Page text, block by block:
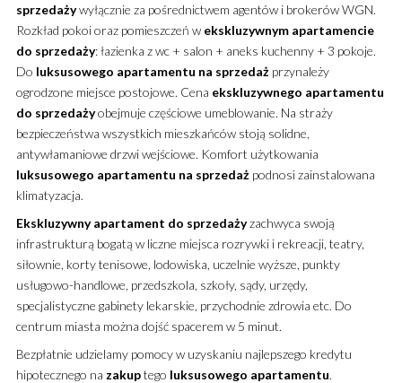
sprzedażywyłącznie za pośrednictwem agentów i brokerów WGN.
Rozkład pokoi oraz pomieszczeń w ekskluzywnym apartamencie
do sprzedaży: łazienka z wc + salon + aneks kuchenny + 3 pokoje.
Do luksusowego apartamentu na sprzedażprzynależy
ogrodzone miejsce postojowe. Cena ekskluzywnego apartamentu
do sprzedażyobejmuje częściowe umeblowanie. Na straży
bezpieczeństwa wszystkich mieszkańców stoją solidne,
antywłamaniowe drzwi wejściowe. Komfort użytkowania
luksusowego apartamentu na sprzedażpodnosi zainstalowana
klimatyzacja.
Ekskluzywny apartament do sprzedażyzachwyca swoją
infrastrukturą bogatą w liczne miejsca rozrywki i rekreacji, teatry,
siłownie, korty tenisowe, lodowiska, uczelnie wyższe, punkty
usługowo-handlowe, przedszkola, szkoły, sądy, urzędy,
specjalistyczne gabinety lekarskie, przychodnie zdrowia etc. Do
centrum miasta można dojść spacerem w 5 minut.
Bezpłatnie udzielamy pomocy w uzyskaniu najlepszego kredytu
hipotecznego na zakuptego luksusowego apartamentu.